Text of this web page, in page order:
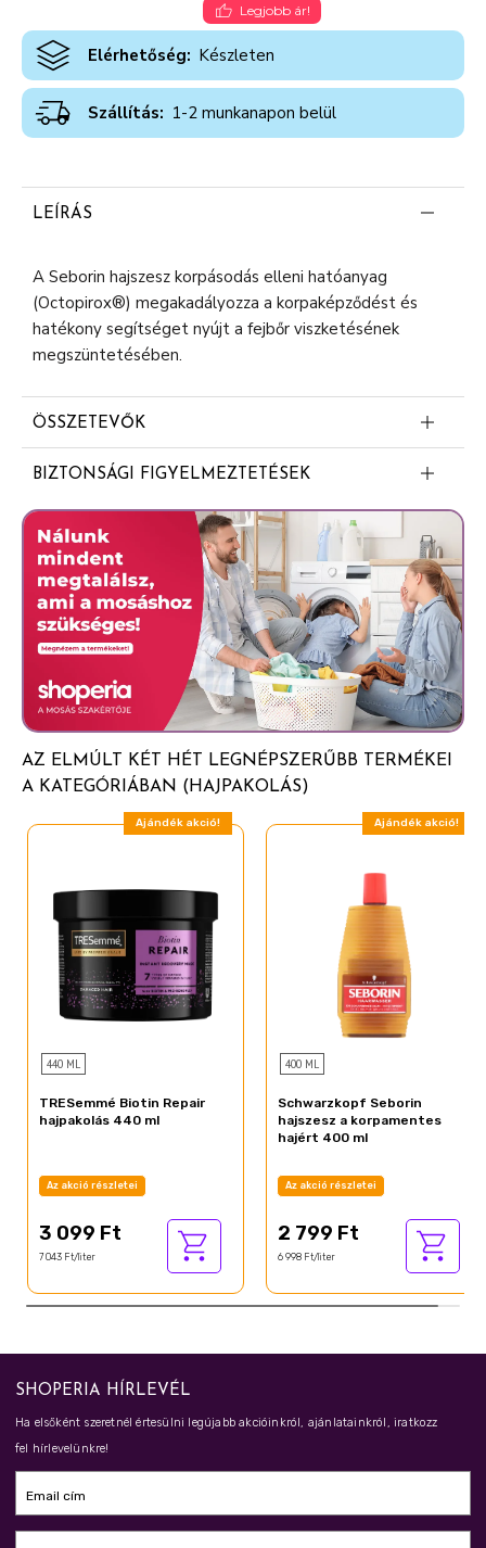
Legjobb ár!
Elérhetőség: Készleten
Szállítás: 1-2 munkanapon belül
LEÍRÁS
A Seborin hajszesz korpásodás elleni hatóanyag
(Octopirox®) megakadályozza a korpaképződést és
hatékony segítséget nyújt a fejbőr viszketésének
megszüntetésében.
ÖSSZETEVŐK
Aqua
Piroctone olamine
Panthenol
Menthol
Parfum
PEG-40 hydrogenated castor oil
Citric acid
Linalool
Citral
Geraniol
Citronellol
Cinnamyl alcohol
BIZTONSÁGI FIGYELMEZTETÉSEK
Tűzveszélyes.
AZ ELMÚLT KÉT HÉT LEGNÉPSZERŰBB TERMÉKEI
A KATEGÓRIÁBAN (HAJPAKOLÁS)
Ajándék akció!
440 ML
TRESemmé Biotin Repair
hajpakolás 440 ml
Az akció részletei
3 099 Ft
7 043 Ft/liter
Ajándék akció!
400 ML
Schwarzkopf Seborin
hajszesz a korpamentes
hajért 400 ml
Az akció részletei
2 799 Ft
6 998 Ft/liter
SHOPERIA HÍRLEVÉL
Ha elsőként szeretnél értesülni legújabb akcióinkról, ajánlatainkról, iratkozz
fel hírlevelünkre!
Email cím